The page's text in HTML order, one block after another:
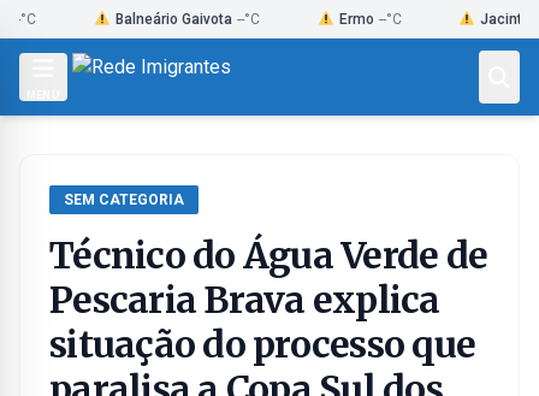
Skip
to
Balneário Gaivota --°C Ermo --°C Jacinto
SEM CATEGORIA
Técnico do Água Verde de
Pescaria Brava explica
situação do processo que